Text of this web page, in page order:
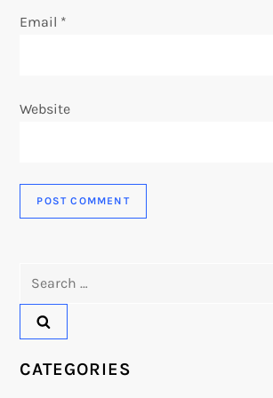
Email *
Website
CATEGORIES